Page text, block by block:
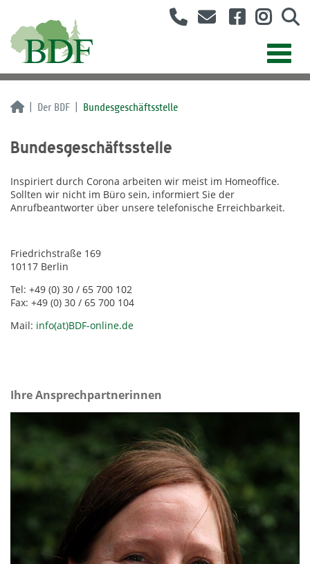
Der BDF Bundesgeschäftsstelle
Bundesgeschäftsstelle
Inspiriert durch Corona arbeiten wir meist im Homeoffice.
Sollten wir nicht im Büro sein, informiert Sie der
Anrufbeantworter über unsere telefonische Erreichbarkeit.
Friedrichstraße 169
10117 Berlin
Tel: +49 (0) 30 / 65 700 102
Fax: +49 (0) 30 / 65 700 104
Mail: info(at)BDF-online.de
Ihre Ansprechpartnerinnen